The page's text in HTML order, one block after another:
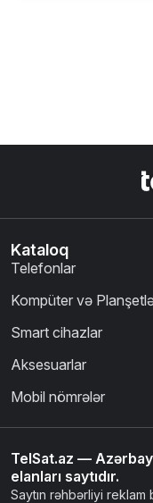
Kataloq
Telefonlar
Kompüter və
Smart cihazlar
Aksesuarlar
Mobil nömrələr
TelSat.az —
elanları saytıdır.
Saytın rəhbərliyi reklam